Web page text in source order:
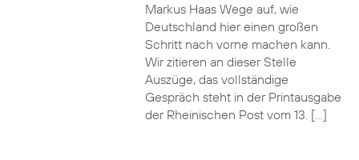
Markus Haas Wege auf, wie
Deutschland hier einen großen
Schritt nach vorne machen kann.
Wir zitieren an dieser Stelle
Auszüge, das vollständige
Gespräch steht in der Printausgabe
der Rheinischen Post vom 13. […]